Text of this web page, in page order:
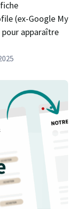
(ex-Google My
pour apparaître